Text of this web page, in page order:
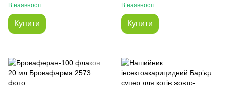
придатності до 07.2028 р)
В наявності
Купити
В наявності
Купити